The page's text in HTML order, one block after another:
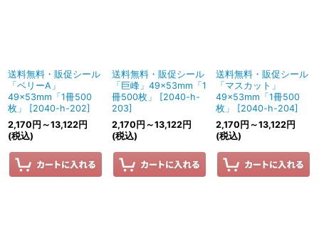
送料無料・販促シール
「ベリーA」
49×53mm「1冊500
枚」
[2040-h-202]
2,170 円 ～13,122円
(税込)
送料無料・販促シール
「巨峰」49×53mm「1
冊500枚」
[2040-h-
203]
2,170 円 ～13,122円
(税込)
送料無料・販促シール
「マスカット」
49×53mm「1冊500
枚」
[2040-h-204]
2,170 円 ～13,122円
(税込)